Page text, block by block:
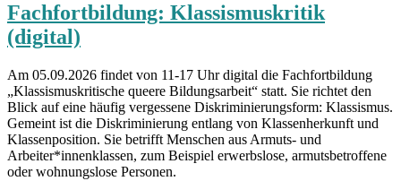
Fachfortbildung: Klassismuskritik
(digital)
Am 05.09.2026 findet von 11-17 Uhr digital die Fachfortbildung
„Klassismuskritische queere Bildungsarbeit“ statt. Sie richtet den
Blick auf eine häufig vergessene Diskriminierungsform: Klassismus.
Gemeint ist die Diskriminierung entlang von Klassenherkunft und
Klassenposition. Sie betrifft Menschen aus Armuts- und
Arbeiter*innenklassen, zum Beispiel erwerbslose, armutsbetroffene
oder wohnungslose Personen.